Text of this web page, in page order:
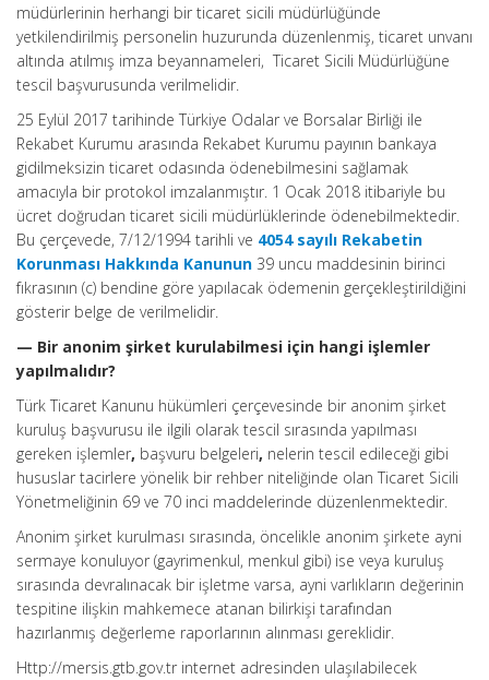
müdürlerinin herhangi bir ticaret sicili müdürlüğünde
yetkilendirilmiş personelin huzurunda düzenlenmiş, ticaret unvanı
altında atılmış imza beyannameleri, Ticaret Sicili Müdürlüğüne
tescil başvurusunda verilmelidir.
25 Eylül 2017 tarihinde Türkiye Odalar ve Borsalar Birliği ile
Rekabet Kurumu arasında Rekabet Kurumu payının bankaya
gidilmeksizin ticaret odasında ödenebilmesini sağlamak
amacıyla bir protokol imzalanmıştır. 1 Ocak 2018 itibariyle bu
ücret doğrudan ticaret sicili müdürlüklerinde ödenebilmektedir.
Bu çerçevede, 7/12/1994 tarihli ve 4054 sayılı Rekabetin
Korunması Hakkında Kanunun 39 uncu maddesinin birinci
fıkrasının (c) bendine göre yapılacak ödemenin gerçekleştirildiğini
gösterir belge de verilmelidir.
— Bir anonim şirket kurulabilmesi için hangi işlemler
yapılmalıdır?
Türk Ticaret Kanunu hükümleri çerçevesinde bir anonim şirket
kuruluş başvurusu ile ilgili olarak tescil sırasında yapılması
gereken işlemler, başvuru belgeleri, nelerin tescil edileceği gibi
hususlar tacirlere yönelik bir rehber niteliğinde olan Ticaret Sicili
Yönetmeliğinin 69 ve 70 inci maddelerinde düzenlenmektedir.
Anonim şirket kurulması sırasında, öncelikle anonim şirkete ayni
sermaye konuluyor (gayrimenkul, menkul gibi) ise veya kuruluş
sırasında devralınacak bir işletme varsa, ayni varlıkların değerinin
tespitine ilişkin mahkemece atanan bilirkişi tarafından
hazırlanmış değerleme raporlarının alınması gereklidir.
Http://mersis.gtb.gov.tr internet adresinden ulaşılabilecek